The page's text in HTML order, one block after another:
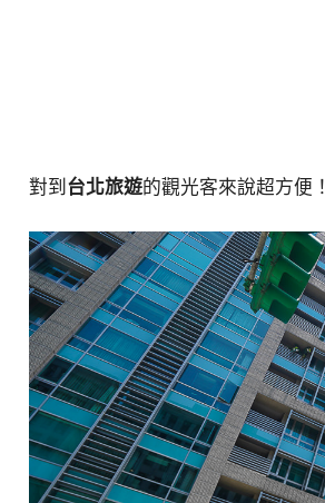
對到 台北旅遊的觀光客來說超方便！